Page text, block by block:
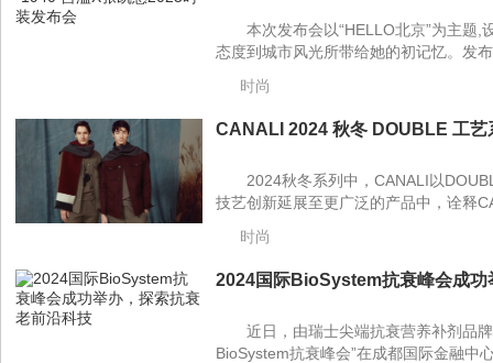
本次发布会以“HELLO北京”为主题
态度到城市风光所带给她的初记忆。发
时尚
CANALI 2024 秋冬 DOUBLE 工艺
2024秋冬系列中，CANALI以
技艺创新延展至更广泛的产品中，诠释
时尚
2024国际BioSystem抗衰峰会成功
近日，由瑞士尖端抗衰营养补剂品
BioSystem抗衰峰会”在成都国际金融中